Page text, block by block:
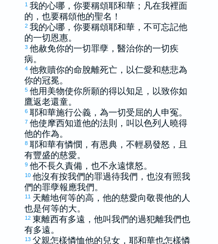
1 我的心哪，你要稱頌耶和華；凡在我裡面
的，也要稱頌他的聖名！
2 我的心哪，你要稱頌耶和華，不可忘記他
的一切恩惠。
3 他赦免你的一切罪孽，醫治你的一切疾
病。
4 他救贖你的命脫離死亡，以仁愛和慈悲為
你的冠冕。
5 他用美物使你所願的得以知足，以致你如
鷹返老還童。
6 耶和華施行公義，為一切受屈的人申冤。
7 他使摩西知道他的法則，叫 以色列 人曉得
他的作為。
8 耶和華有憐憫，有恩典，不輕易發怒，且
有豐盛的慈愛。
9 他不長久責備，也不永遠懷怒。
10 他沒有按我們的罪過待我們，也沒有照我
們的罪孽報應我們。
11 天離地何等的高，他的慈愛向敬畏他的人
也是何等的大。
12 東離西有多遠，他叫我們的過犯離我們也
有多遠。
13 父親怎樣憐恤他的兒女，耶和華也怎樣憐